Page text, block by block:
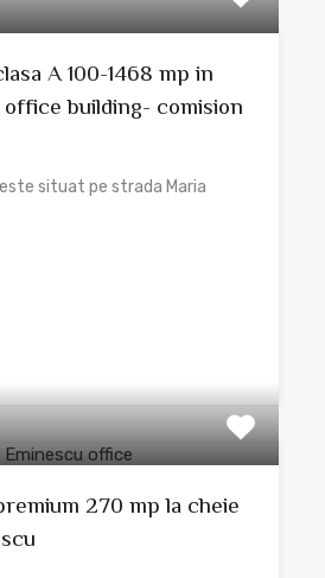
A 100-1468 mp in
building- comision
situat pe strada Maria
270 mp la cheie